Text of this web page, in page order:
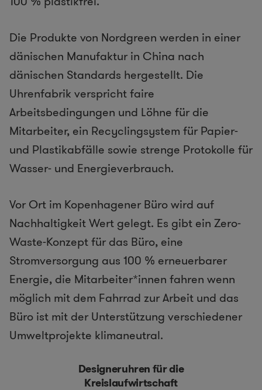
Die Produkte von Nordgreen werden in einer
dänischen Manufaktur in China nach
dänischen Standards hergestellt. Die
Uhrenfabrik verspricht faire
Arbeitsbedingungen und Löhne für die
Mitarbeiter, ein Recyclingsystem für Papier-
und Plastikabfälle sowie strenge Protokolle für
Wasser- und Energieverbrauch.
Vor Ort im Kopenhagener Büro wird auf
Nachhaltigkeit Wert gelegt. Es gibt ein Zero-
Waste-Konzept für das Büro, eine
Stromversorgung aus 100 % erneuerbarer
Energie, die Mitarbeiter*innen fahren wenn
möglich mit dem Fahrrad zur Arbeit und das
Büro ist mit der Unterstützung verschiedener
Umweltprojekte klimaneutral.
Designeruhren für die
Kreislaufwirtschaft